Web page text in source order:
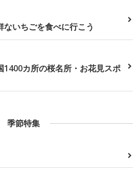
いちごを食べに行こう
1400カ所の桜名所・お花見スポ
季節特集